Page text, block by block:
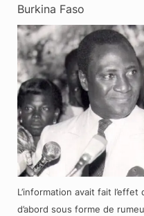
Burkina Faso
L’information avait fait l’effet
d’abord sous forme de